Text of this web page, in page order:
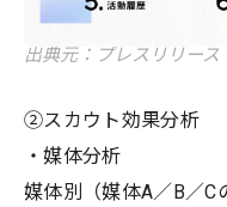
出典元：プレスリリース
②スカウト効果分析
・媒体分析
媒体別（媒体A／B／C